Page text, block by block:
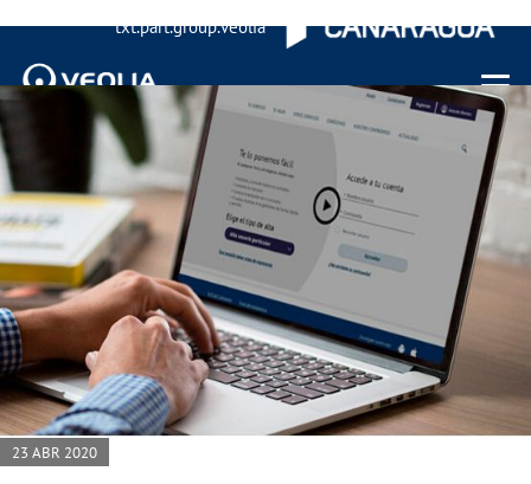
txt.part.group.veolia
Menu
23 ABR 2020